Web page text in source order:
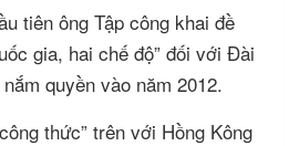
tiên ông Tập công khai đề
gia, hai chế độ” đối với Đài
quyền vào năm 2012.
thức” trên với Hồng Kông